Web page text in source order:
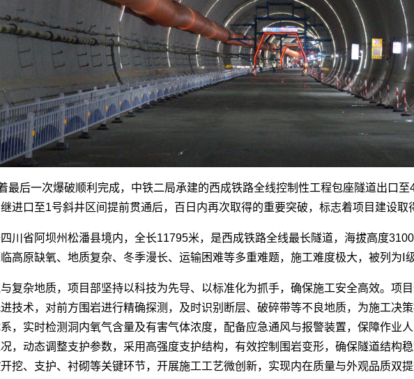
最后一次爆破顺利完成，中铁二局承建的西成铁路全线控制性工程包座隧道出口
进口至1号斜井区间提前贯通后，百日内再次取得的重要突破，标志着项目建设取
川省阿坝州松潘县境内，全长11795米，是西成铁路全线最长隧道，海拔高度
高原缺氧、地质复杂、冬季漫长、运输困难等多重难题，施工难度极大，被列为Ⅰ
复杂地质，项目部坚持以科技为先导、以标准化为抓手，确保施工安全高效。项
技术，对前方围岩进行精确探测，及时识别断层、破碎带等不良地质，为施工决
，实时检测洞内氧气含量及有害气体浓度，配备应急通风与报警装置，保障作业
，动态调整支护参数，采用高强度支护结构，有效控制围岩变形，确保隧道结构
挖、支护、衬砌等关键环节，开展施工工艺微创新，实现内在质量与外观品质双